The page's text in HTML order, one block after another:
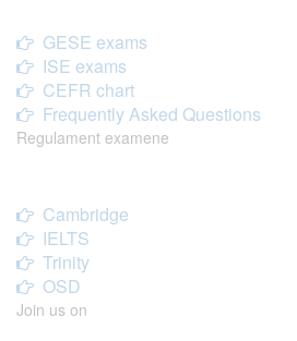
GESE exams
ISE exams
CEFR chart
Frequently Asked Questions
Regulament examene
Cambridge
IELTS
Trinity
OSD
Join us on